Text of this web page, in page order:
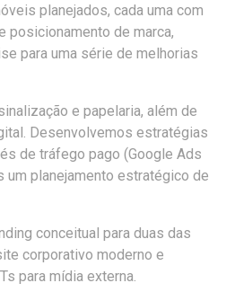
planejados, cada uma com
posicionamento de marca,
para uma série de melhorias
e papelaria, além de
Desenvolvemos estratégias
de tráfego pago (Google Ads
um planejamento estratégico de
conceitual para duas das
corporativo moderno e
para mídia externa.